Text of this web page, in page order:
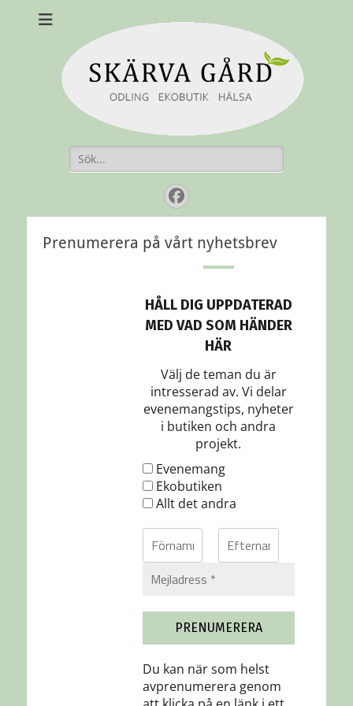
Skärvagård
Odling Ekobutik Hälsa
Sök
efter:
Facebook
Prenumerera på vårt nyhetsbrev
HÅLL DIG UPPDATERAD
MED VAD SOM HÄNDER
HÄR
Välj de teman du är
intresserad av. Vi delar
evenemangstips, nyheter
i butiken och andra
projekt.
Evenemang
Ekobutiken
Allt det andra
Du kan när som helst
avprenumerera genom